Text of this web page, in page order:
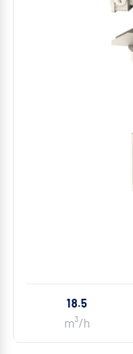
18.5
m³/h